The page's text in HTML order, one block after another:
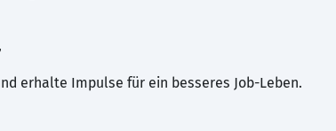
erhalte Impulse für ein besseres Job-Leben.